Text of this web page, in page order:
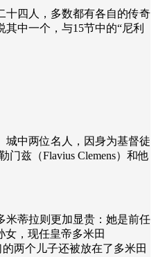
十四人，多数都有各自的传奇
中一个，与15节中的“尼利
城中两位名人，因身为基督徒
门兹（Flavius Clemens）和他
米蒂拉则更加显贵：她是前任
女，现任皇帝多米田
的两个儿子还被放在了多米田